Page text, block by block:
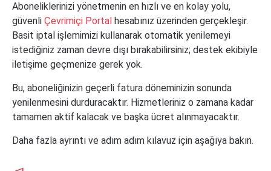
Aboneliklerinizi yönetmenin en hızlı ve en kolay yolu,
güvenli Çevrimiçi Portal hesabınız üzerinden gerçekleşir.
Basit iptal işlemimizi kullanarak otomatik yenilemeyi
istediğiniz zaman devre dışı bırakabilirsiniz; destek ekibiyle
iletişime geçmenize gerek yok.
Bu, aboneliğinizin geçerli fatura döneminizin sonunda
yenilenmesini durduracaktır. Hizmetleriniz o zamana kadar
tamamen aktif kalacak ve başka ücret alınmayacaktır.
Daha fazla ayrıntı ve adım adım kılavuz için aşağıya bakın.